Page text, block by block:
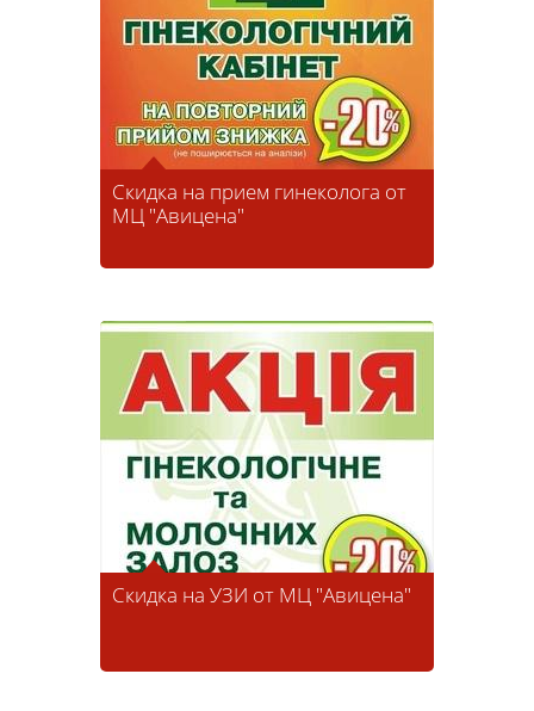
Скидка на прием гинеколога от
МЦ "Авицена"
Скидка на УЗИ от МЦ "Авицена"